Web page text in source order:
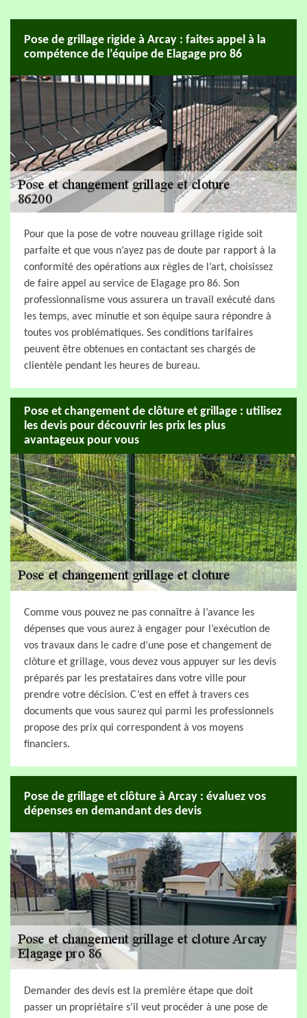
Pose de grillage rigide à Arcay : faites appel à la
compétence de l’équipe de Elagage pro 86
Pour que la pose de votre nouveau grillage rigide soit
parfaite et que vous n’ayez pas de doute par rapport à la
conformité des opérations aux règles de l’art, choisissez
de faire appel au service de Elagage pro 86. Son
professionnalisme vous assurera un travail exécuté dans
les temps, avec minutie et son équipe saura répondre à
toutes vos problématiques. Ses conditions tarifaires
peuvent être obtenues en contactant ses chargés de
clientèle pendant les heures de bureau.
Pose et changement de clôture et grillage : utilisez
les devis pour découvrir les prix les plus
avantageux pour vous
Comme vous pouvez ne pas connaître à l’avance les
dépenses que vous aurez à engager pour l’exécution de
vos travaux dans le cadre d’une pose et changement de
clôture et grillage, vous devez vous appuyer sur les devis
préparés par les prestataires dans votre ville pour
prendre votre décision. C’est en effet à travers ces
documents que vous saurez qui parmi les professionnels
propose des prix qui correspondent à vos moyens
financiers.
Pose de grillage et clôture à Arcay : évaluez vos
dépenses en demandant des devis
Demander des devis est la première étape que doit
passer un propriétaire s’il veut procéder à une pose de